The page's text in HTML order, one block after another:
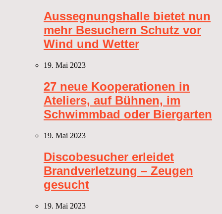
Aussegnungshalle bietet nun
mehr Besuchern Schutz vor
Wind und Wetter
19. Mai 2023
27 neue Kooperationen in
Ateliers, auf Bühnen, im
Schwimmbad oder Biergarten
19. Mai 2023
Discobesucher erleidet
Brandverletzung – Zeugen
gesucht
19. Mai 2023